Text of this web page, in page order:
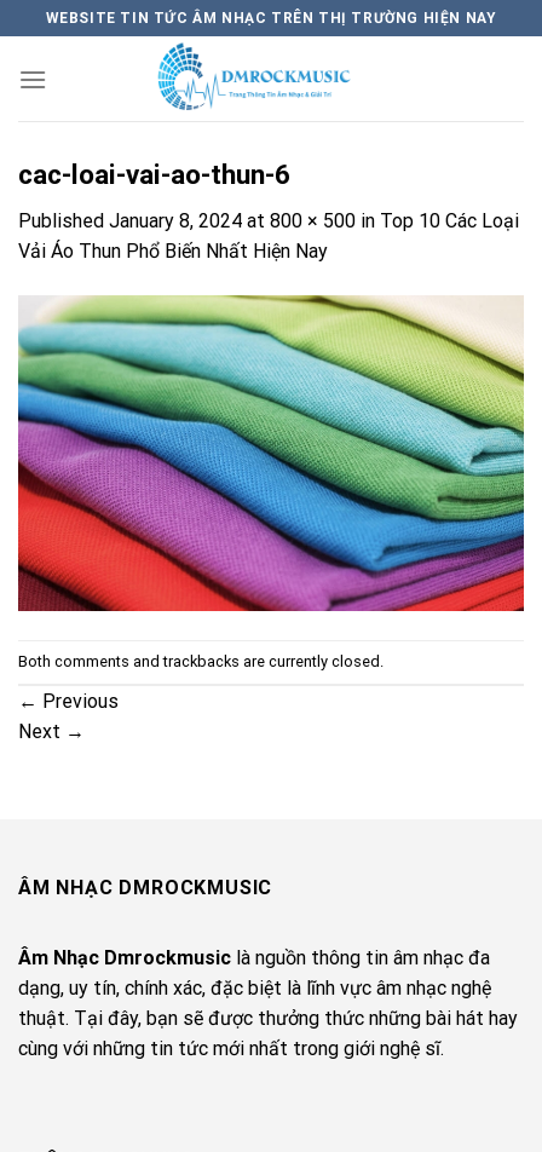
content
WEBSITE TIN TỨC ÂM NHẠC TRÊN THỊ TRƯỜNG HIỆN NAY
cac-loai-vai-ao-thun-6
Published January 8, 2024 at 800 × 500 in Top 10 Các Loại
Vải Áo Thun Phổ Biến Nhất Hiện Nay
Both comments and trackbacks are currently closed.
← Previous
Next →
ÂM NHẠC DMROCKMUSIC
Âm Nhạc Dmrockmusic là nguồn thông tin âm nhạc đa
dạng, uy tín, chính xác, đặc biệt là lĩnh vực âm nhạc nghệ
thuật. Tại đây, bạn sẽ được thưởng thức những bài hát hay
cùng với những tin tức mới nhất trong giới nghệ sĩ.